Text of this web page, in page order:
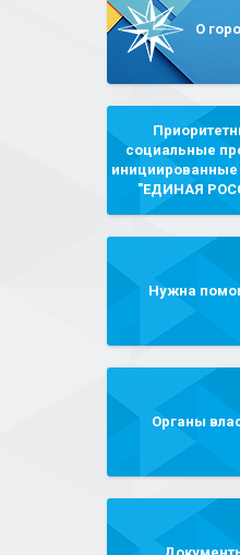
О
социальные
инициированные
"ЕДИНАЯ
Нужна
Органы